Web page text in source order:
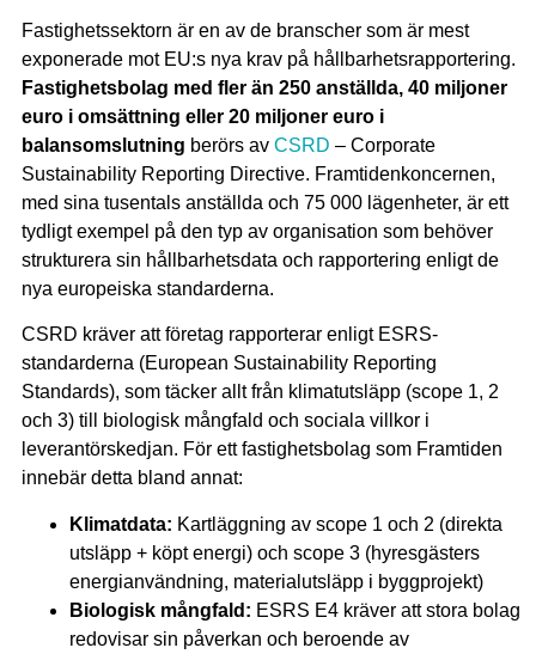
Fastighetssektorn är en av de branscher som är mest
exponerade mot EU:s nya krav på hållbarhetsrapportering.
Fastighetsbolag med fler än 250 anställda, 40 miljoner
euro i omsättning eller 20 miljoner euro i
balansomslutning berörs av CSRD – Corporate
Sustainability Reporting Directive. Framtidenkoncernen,
med sina tusentals anställda och 75 000 lägenheter, är ett
tydligt exempel på den typ av organisation som behöver
strukturera sin hållbarhetsdata och rapportering enligt de
nya europeiska standarderna.
CSRD kräver att företag rapporterar enligt ESRS-
standarderna (European Sustainability Reporting
Standards), som täcker allt från klimatutsläpp (scope 1, 2
och 3) till biologisk mångfald och sociala villkor i
leverantörskedjan. För ett fastighetsbolag som Framtiden
innebär detta bland annat:
Klimatdata: Kartläggning av scope 1 och 2 (direkta
utsläpp + köpt energi) och scope 3 (hyresgästers
energianvändning, materialutsläpp i byggprojekt)
Biologisk mångfald: ESRS E4 kräver att stora bolag
redovisar sin påverkan och beroende av